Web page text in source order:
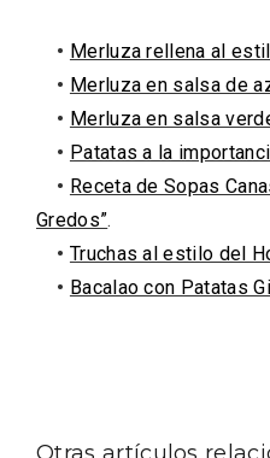
• Merluza rellena al
• Merluza en salsa de
• Merluza en salsa
• Patatas a la
• Receta de Sopas
Gredos”.
• Truchas al estilo del
• Bacalao con Patatas
IV Edición del
Memoria, Tierra y